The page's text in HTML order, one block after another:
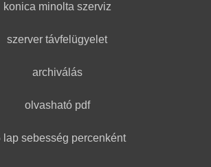
konica minolta szerviz
szerver távfelügyelet
archiválás
olvasható pdf
lap sebesség percenként